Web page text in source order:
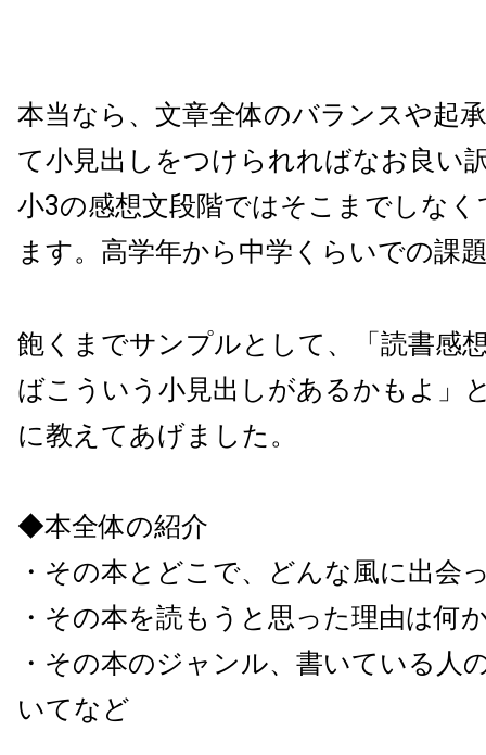
本当なら、文章全体のバランスや起
て小見出しをつけられればなお良い
小3の感想文段階ではそこまでしな
ます。高学年から中学くらいでの課
飽くまでサンプルとして、「読書感
ばこういう小見出しがあるかもよ」
に教えてあげました。
◆本全体の紹介
・その本とどこで、どんな風に出会
・その本を読もうと思った理由は何
・その本のジャンル、書いている人
いてなど